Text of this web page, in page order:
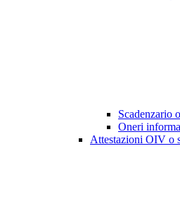
Scadenzario
Oneri
Attestazioni OIV o